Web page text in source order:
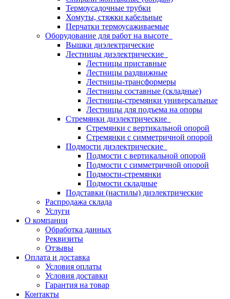
Термоусадочные трубки
Хомуты, стяжки кабельные
Перчатки термоусаживаемые
Оборудование для работ на высоте
Вышки диэлектрические
Лестницы диэлектрические
Лестницы приставные
Лестницы раздвижные
Лестницы-трансформеры
Лестницы составные (складные)
Лестницы-стремянки универсальные
Лестницы для подъема на опоры
Стремянки диэлектрические
Стремянки с вертикальной опорой
Стремянки с симметричной опорой
Подмости диэлектрические
Подмости с вертикальной опорой
Подмости с симметричной опорой
Подмости-стремянки
Подмости складные
Подставки (настилы) диэлектрические
Распродажа склада
Услуги
О компании
Обработка данных
Реквизиты
Отзывы
Оплата и доставка
Условия оплаты
Условия доставки
Гарантия на товар
Контакты